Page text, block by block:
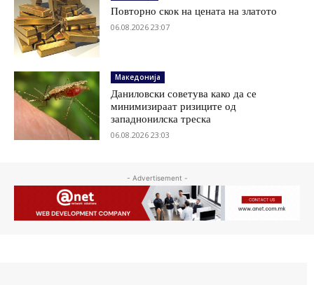
Повторно скок на цената на златото
06.08.2026 23:07
Македонија
Даниловски советува како да се
минимизираат ризиците од
западнонилска треска
06.08.2026 23:03
- Advertisement -